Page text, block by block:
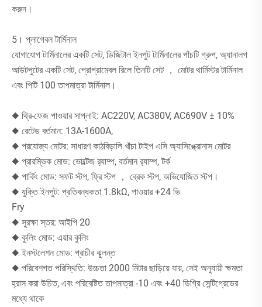
করুন।
5। প্লাগেবল টার্মিনাল
যোগাযোগ টার্মিনালের একটি সেট, ডিজিটাল ইনপুট টার্মিনালের পাঁচটি গ্রুপ, অ্যানালগ
আউটপুটের একটি সেট, প্রোগ্রামেবল রিলে তিনটি সেট ， মোটর থার্মিস্টর টার্মিনাল
এবং পিটি 100 তাপমাত্রা টার্মিনাল।
◆ থ্রি-ফেজ পাওয়ার সাপ্লাই: AC220V, AC380V, AC690V ± 10%
◆ রেটেড বর্তমান: 13A-1600A,
◆ প্রযোজ্য মোটর: সাধারণ কাঠবিড়ালি খাঁচা টাইপ এসি অ্যাসিঙ্ক্রোনাস মোটর
◆ প্রারম্ভিক মোড: ভোল্টেজ র‌্যাম্প, বর্তমান র‌্যাম্প, টর্ক
◆ পার্কিং মোড: সফট স্টপ, ফ্রি স্টপ ， ব্রেক স্টপ, অভিযোজিত স্টপ।
◆ যুক্তি ইনপুট: প্রতিবন্ধকতা 1.8kΩ, পাওয়ার +24 ভি
Fry
◆ সুরক্ষা স্তর: আইপি 20
◆ কুলিং মোড: এয়ার কুলিং
◆ ইনস্টলেশন মোড: প্রাচীর ঝুলন্ত
◆ পরিবেশগত পরিস্থিতি: উচ্চতা 2000 মিটার ছাড়িয়ে যায়, সেই অনুযায়ী ক্ষমতা
হ্রাস করা উচিত, এবং পরিবেষ্টিত তাপমাত্রা -10 এবং +40 ডিগ্রি সেন্টিগ্রেডের
মধ্যে থাকে